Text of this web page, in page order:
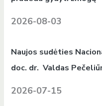
2026-08-03
Naujos sudėties
doc. dr. Valdas
2026-07-15